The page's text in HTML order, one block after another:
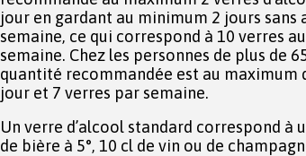
jour en gardant au minimum 2 jours sans
semaine, ce qui correspond à 10 verres
semaine. Chez les personnes de plus de
quantité recommandée est au maximum
jour et 7 verres par semaine.
Un verre d’alcool standard correspond à
de bière à 5°, 10 cl de vin ou de